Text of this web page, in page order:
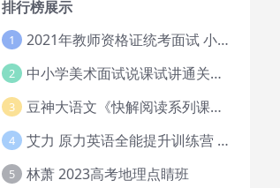
排行榜展示
1 2021年教师资格证统考面试 小学教资资料试讲+答辩
2 中小学美术面试说课试讲通关班14讲（辅助资料第一套）
3 豆神大语文《快解阅读系列课教程完整》
4 艾力 原力英语全能提升训练营 151G网课大合集
5 林萧 2023高考地理点睛班